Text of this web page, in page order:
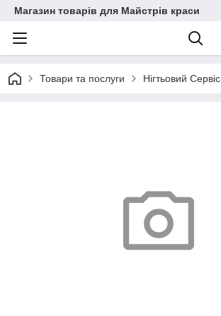
Магазин товарів для Майстрів краси
Товари та послуги Нігтьовий Сервіс